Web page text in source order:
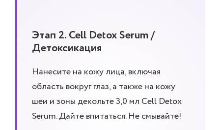
Этап 2. Cell Detox Serum /
Детоксикация
Нанесите на кожу лица, включая
область вокруг глаз, а также на кожу
шеи и зоны декольте 3,0 мл Cell Detox
Serum. Дайте впитаться. Не смывайте!